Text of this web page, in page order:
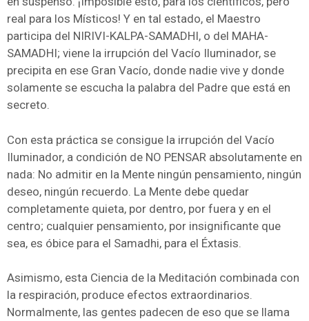
real para los Místicos! Y en tal estado, el Maestro
participa del NIRIVI-KALPA-SAMADHI, o del MAHA-
SAMADHI; viene la irrupción del Vacío Iluminador, se
precipita en ese Gran Vacío, donde nadie vive y donde
solamente se escucha la palabra del Padre que está en
secreto.
Con esta práctica se consigue la irrupción del Vacío
Iluminador, a condición de NO PENSAR absolutamente en
nada: No admitir en la Mente ningún pensamiento, ningún
deseo, ningún recuerdo. La Mente debe quedar
completamente quieta, por dentro, por fuera y en el
centro; cualquier pensamiento, por insignificante que
sea, es óbice para el Samadhi, para el Éxtasis.
Asimismo, esta Ciencia de la Meditación combinada con
la respiración, produce efectos extraordinarios.
Normalmente, las gentes padecen de eso que se llama